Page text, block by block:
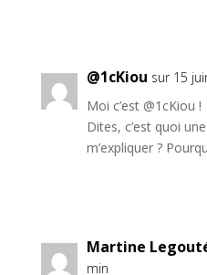
@1cKiou sur 15
Moi c’est @1cKiou !
Dites, c’est quoi
m’expliquer ?
Martine
min